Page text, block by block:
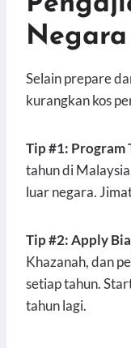
Negara
Selain prepare
kurangkan kos
Tip #1:
tahun di
luar negara.
Tip #2: Apply
Khazanah, dan
setiap tahun.
tahun lagi.